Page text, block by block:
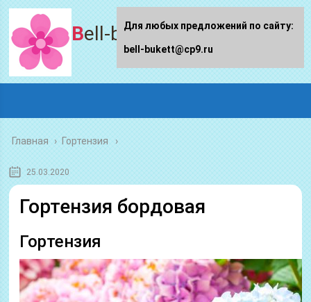
Bell-bukett.ru
Главная › Гортензия
25.03.2020
Гортензия бордовая
Гортензия
Для любых предложений по сайту:
bell-bukett@cp9.ru